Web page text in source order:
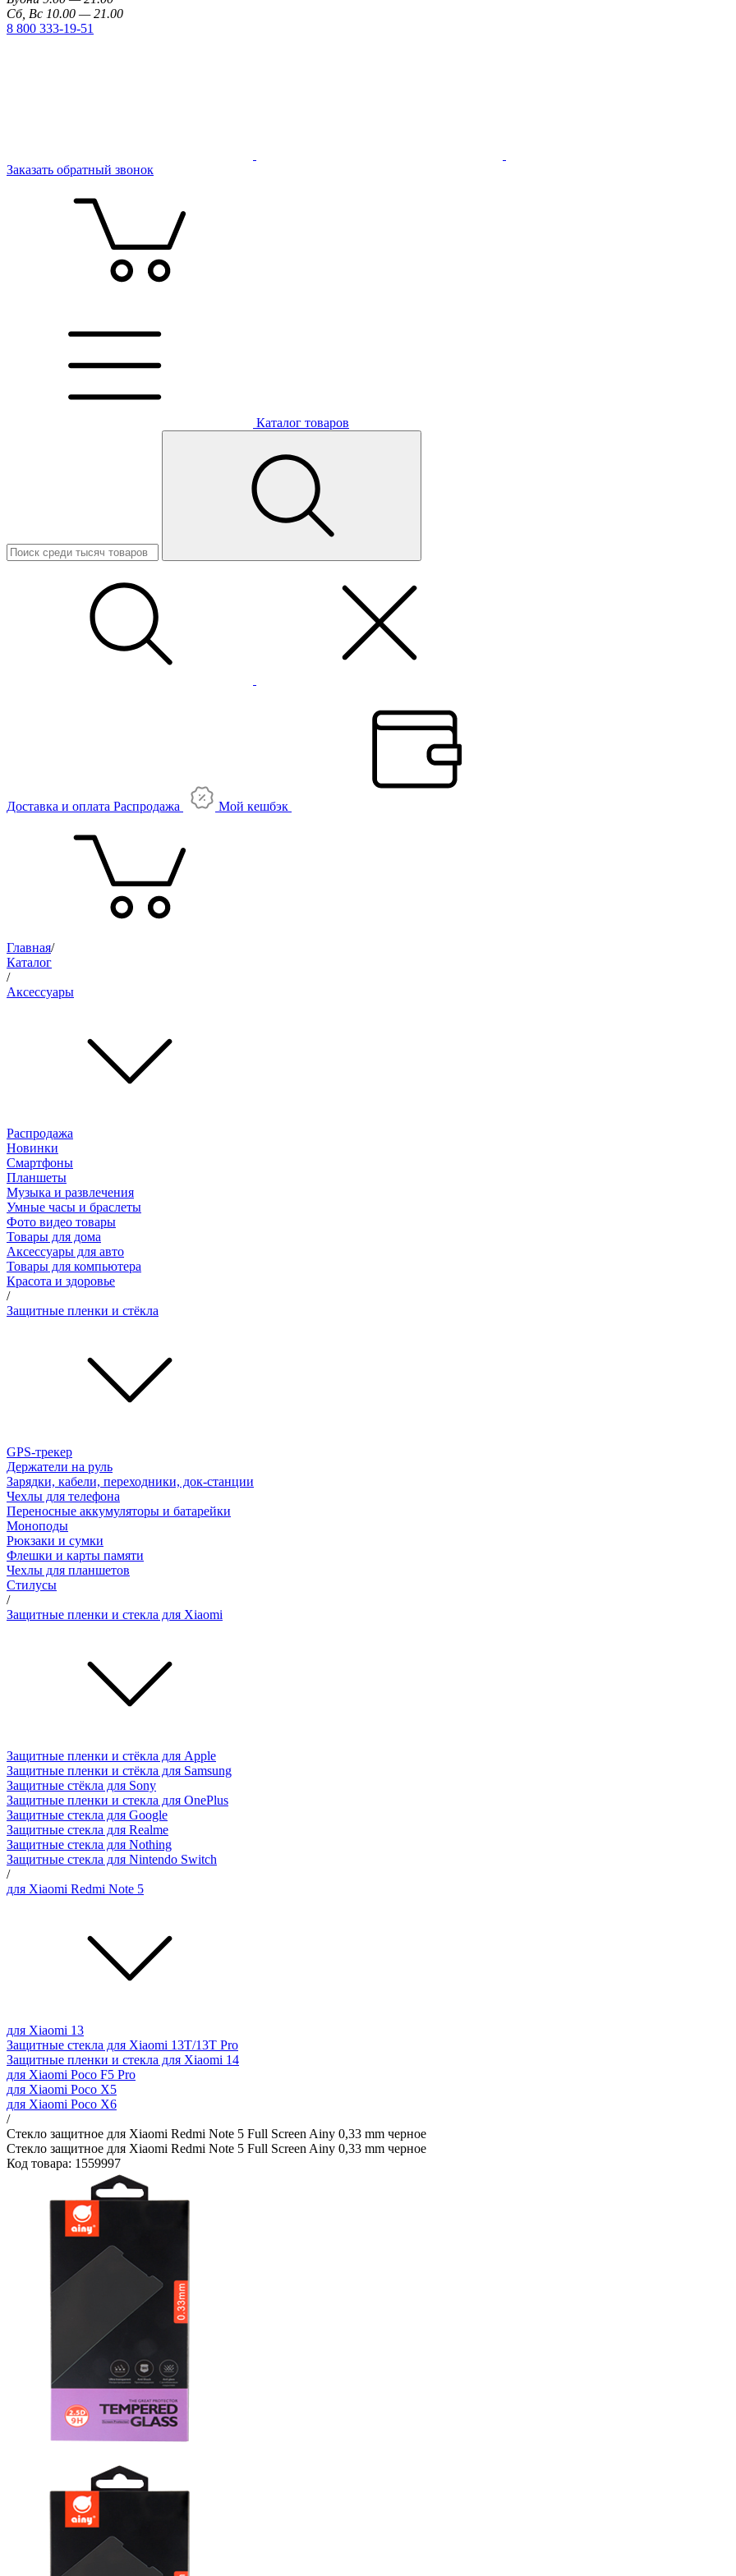
Сб, Вс 10.00 — 21.00
8 800 333-19-51
Заказать обратный звонок
Каталог товаров
Доставка и оплата Распродажа Мой кешбэк
Главная/
Каталог
/
Аксессуары
Распродажа
Новинки
Смартфоны
Планшеты
Музыка и развлечения
Умные часы и браслеты
Фото видео товары
Товары для дома
Аксессуары для авто
Товары для компьютера
Красота и здоровье
/
Защитные пленки и стёкла
GPS-трекер
Держатели на руль
Зарядки, кабели, переходники, док-станции
Чехлы для телефона
Переносные аккумуляторы и батарейки
Моноподы
Рюкзаки и сумки
Флешки и карты памяти
Чехлы для планшетов
Стилусы
/
Защитные пленки и стекла для Xiaomi
Защитные пленки и стёкла для Apple
Защитные пленки и стёкла для Samsung
Защитные стёкла для Sony
Защитные пленки и стекла для OnePlus
Защитные стекла для Google
Защитные стекла для Realme
Защитные стекла для Nothing
Защитные стекла для Nintendo Switch
/
для Xiaomi Redmi Note 5
для Xiaomi 13
Защитные стекла для Xiaomi 13T/13T Pro
Защитные пленки и стекла для Xiaomi 14
для Xiaomi Poco F5 Pro
для Xiaomi Poco X5
для Xiaomi Poco X6
/
Стекло защитное для Xiaomi Redmi Note 5 Full Screen Ainy 0,33 mm черное
Стекло защитное для Xiaomi Redmi Note 5 Full Screen Ainy 0,33 mm черное
Код товара: 1559997